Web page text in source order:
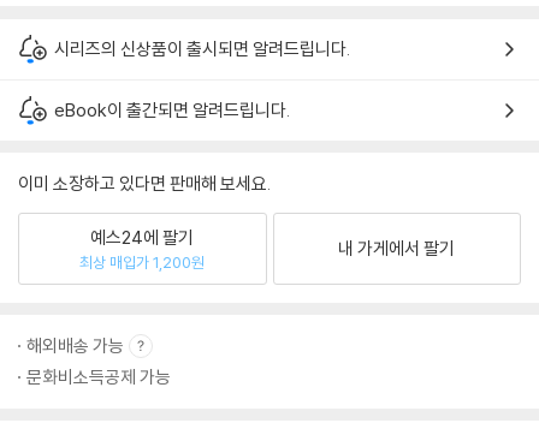
시리즈의 신상품이 출시되면 알려드립니다.
eBook이 출간되면 알려드립니다.
이미 소장하고 있다면 판매해 보세요.
예스24에 팔기
최상 매입가 1,200원
내 가게에서 팔기
해외배송 가능
문화비소득공제 가능